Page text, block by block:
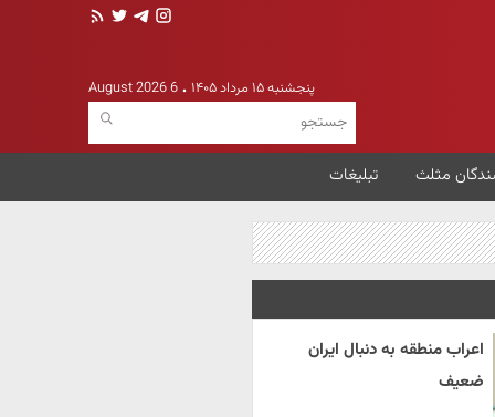
پنجشنبه ۱۵ مرداد ۱۴۰۵ 6 August 2026
مثلث تبلیغات
اعراب منطقه به دنبال ایران
ضعیف